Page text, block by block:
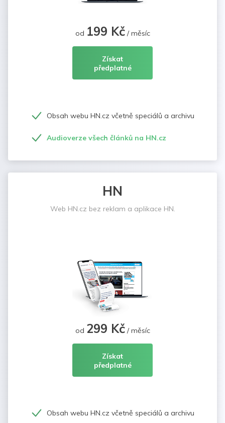
od 199 Kč/ měsíc
Získat
předplatné
Obsah webu HN.cz včetně speciálů a archivu
Audioverze všech článků na HN.cz
HN
Web HN.cz bez reklam a aplikace HN.
od 299 Kč/ měsíc
Získat
předplatné
Obsah webu HN.cz včetně speciálů a archivu